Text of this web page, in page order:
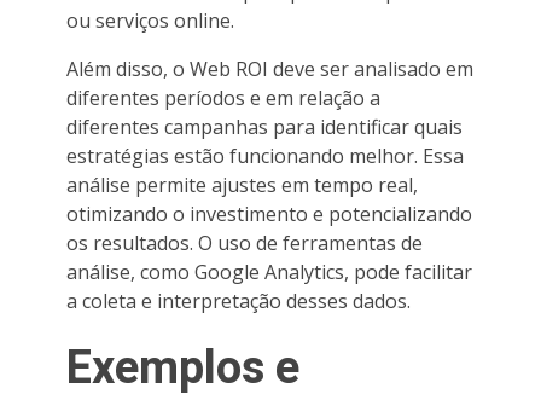
ou serviços online.
Além disso, o Web ROI deve ser analisado em
diferentes períodos e em relação a
diferentes campanhas para identificar quais
estratégias estão funcionando melhor. Essa
análise permite ajustes em tempo real,
otimizando o investimento e potencializando
os resultados. O uso de ferramentas de
análise, como Google Analytics, pode facilitar
a coleta e interpretação desses dados.
Exemplos e